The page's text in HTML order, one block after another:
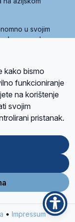
u svojim
krovne udruge
Family of
članica, među
Pravila privatnosti
sustavom
kako bismo
funkcioniranje
na korištenje
svojim
pristanak.
• Impressum